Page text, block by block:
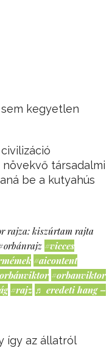
kegyetlen
társadalmi
be a kutyahús
rajza: kiszúrtam rajta
#vicces
#aicontent
#orbanviktor
#rajz ♬ eredeti hang –
így az állatról